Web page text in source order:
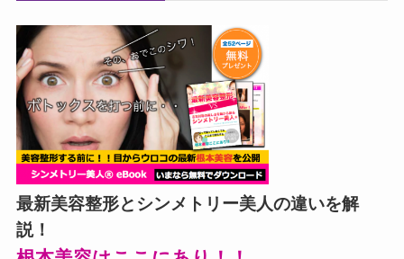
最新美容整形とシンメトリー美人の違いを解
説！